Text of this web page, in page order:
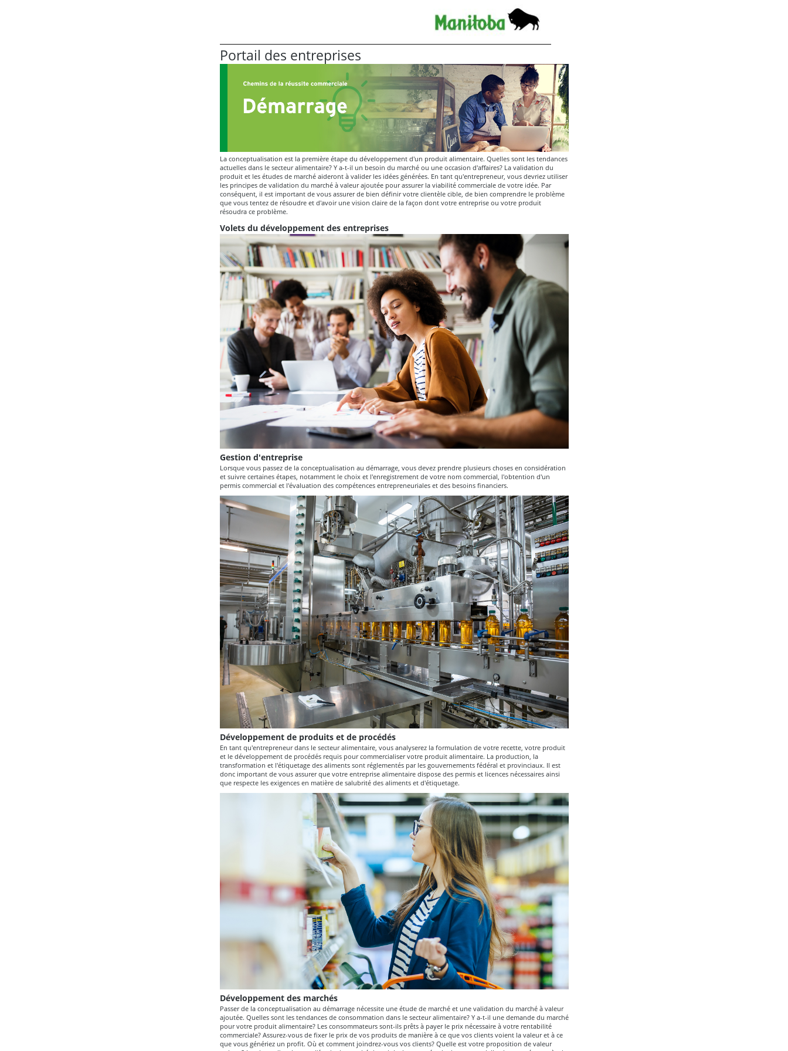
Portail des entreprises
La conceptualisation est la première étape du développement d'un produit alimentaire. Quelles sont les tendances
actuelles dans le secteur alimentaire? Y a-t-il un besoin du marché ou une occasion d'affaires? La validation du
produit et les études de marché aideront à valider les idées générées. En tant qu'entrepreneur, vous devriez utiliser
les principes de validation du marché à valeur ajoutée pour assurer la viabilité commerciale de votre idée. Par
conséquent, il est important de vous assurer de bien définir votre clientèle cible, de bien comprendre le problème
que vous tentez de résoudre et d'avoir une vision claire de la façon dont votre entreprise ou votre produit
résoudra ce problème.
Volets du développ­ement des entreprises
Gestion d'entreprise
Lorsque vous passez de la conceptualisation au démarrage, vous devez prendre plusieurs choses en considération
et suivre certaines étapes, notamment le choix et l'enregistrement de votre nom commercial, l'obtention d'un
permis commercial et l'évaluation des compétences entrepreneuriales et des besoins financiers.
Développe­ment de produits et de procédés
En tant qu'entrepreneur dans le secteur alimentaire, vous analyserez la formulation de votre recette, votre produit
et le développement de procédés requis pour commercialiser votre produit alimentaire. La production, la
transformation et l'étiquetage des aliments sont réglementés par les gouvernements fédéral et provinciaux. Il est
donc important de vous assurer que votre entreprise alimentaire dispose des permis et licences nécessaires ainsi
que respecte les exigences en matière de salubrité des aliments et d'étiquetage.
Développe­ment des marchés
Passer de la conceptualisation au démarrage nécessite une étude de marché et une validation du marché à valeur
ajoutée. Quelles sont les tendances de consommation dans le secteur alimentaire? Y a-t-il une demande du marché
pour votre produit alimentaire? Les consommateurs sont-ils prêts à payer le prix nécessaire à votre rentabilité
commerciale? Assurez-vous de fixer le prix de vos produits de manière à ce que vos clients voient la valeur et à ce
que vous génériez un profit. Où et comment joindrez-vous vos clients? Quelle est votre proposition de valeur